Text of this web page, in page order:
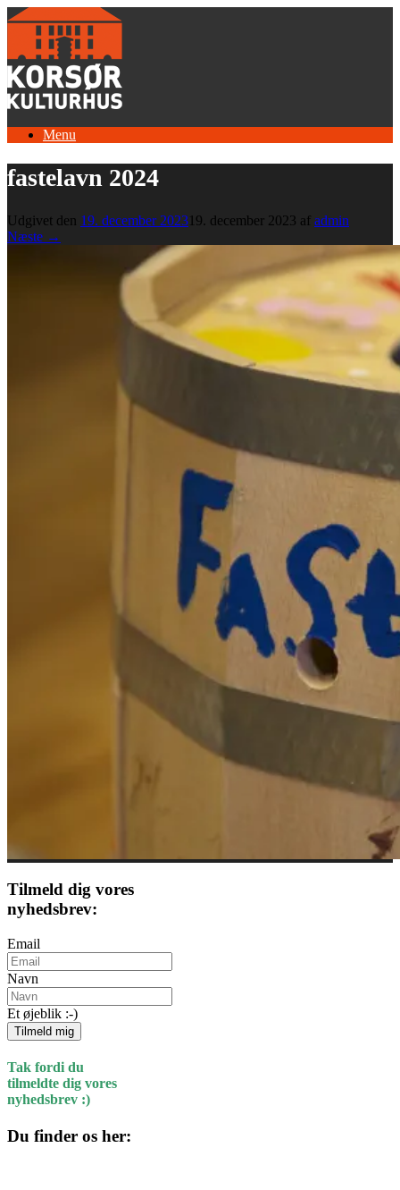
Gå
indhold
Menu
fastelavn 2024
Udgivet den 19. december 2023 19. december 2023 af admin
Næste →
Tilmeld dig vores
nyhedsbrev:
Email
Navn
Et øjeblik :-)
Tilmeld mig
Tak fordi du
tilmeldte dig vores
nyhedsbrev :)
Du finder os her: